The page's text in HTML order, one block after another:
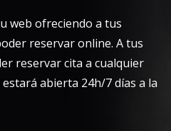
web ofreciendo a tus
reservar online. A tus
reservar cita a cualquier
abierta 24h/7 días a la